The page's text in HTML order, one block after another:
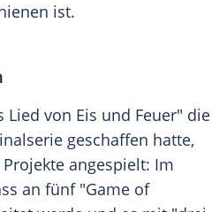
ist.
Lied von Eis und Feuer" die
geschaffen hatte,
angespielt: Im
an fünf "Game of